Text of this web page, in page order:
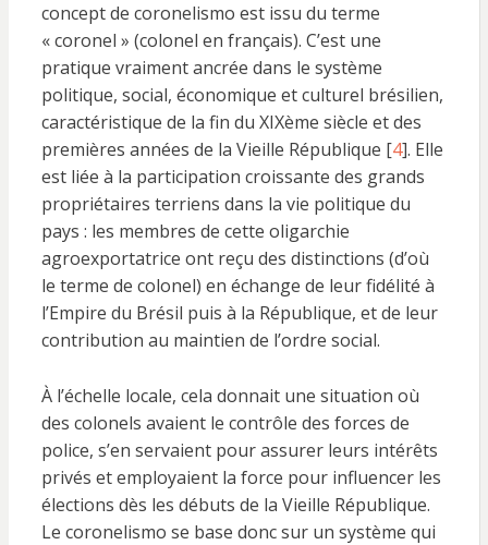
concept de coronelismo est issu du terme
« coronel » (colonel en français). C’est une
pratique vraiment ancrée dans le système
politique, social, économique et culturel brésilien,
caractéristique de la fin du XIXème siècle et des
premières années de la Vieille République [4]. Elle
est liée à la participation croissante des grands
propriétaires terriens dans la vie politique du
pays : les membres de cette oligarchie
agroexportatrice ont reçu des distinctions (d’où
le terme de colonel) en échange de leur fidélité à
l’Empire du Brésil puis à la République, et de leur
contribution au maintien de l’ordre social.
À l’échelle locale, cela donnait une situation où
des colonels avaient le contrôle des forces de
police, s’en servaient pour assurer leurs intérêts
privés et employaient la force pour influencer les
élections dès les débuts de la Vieille République.
Le coronelismo se base donc sur un système qui